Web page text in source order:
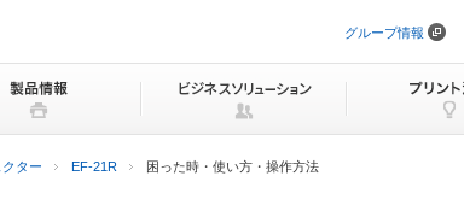
ビ
ョ
グループ情報
ター EF-21R 困った時・使い方・操作方法